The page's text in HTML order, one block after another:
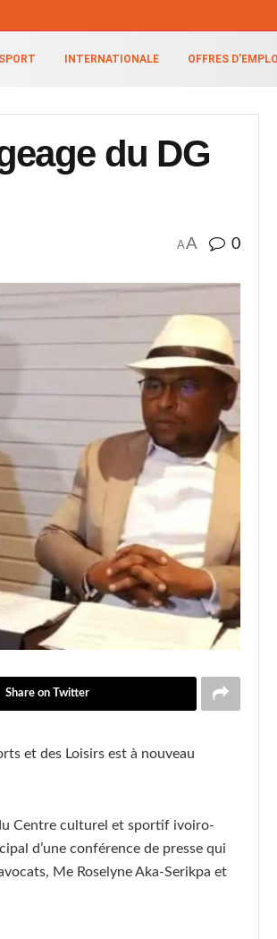
SPORT INTERNATIONALE OFFRES D’EMPLOI
du DG
AA 0
Share on Twitter
et des Loisirs est à nouveau
Centre culturel et sportif ivoiro-
d’une conférence de presse qui
Me Roselyne Aka-Serikpa et